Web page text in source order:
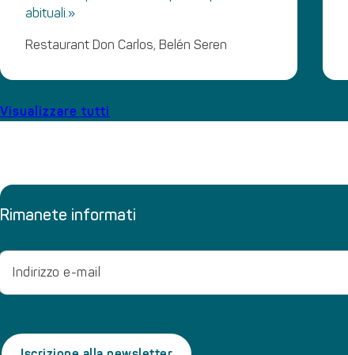
abituali.»
Restaurant Don Carlos, Belén Seren
Visualizzare tutti
Rimanete informati
Email